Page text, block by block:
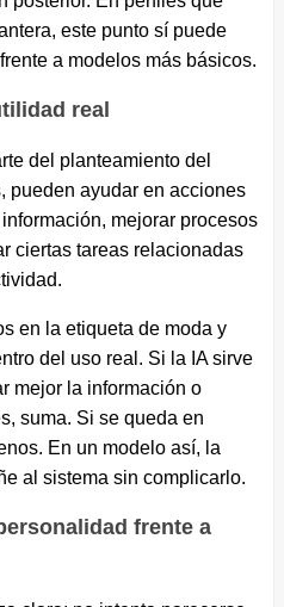
este punto sí puede
a modelos más básicos.
real
del planteamiento del
pueden ayudar en acciones
mejorar procesos
ciertas tareas relacionadas
en la etiqueta de moda y
del uso real. Si la IA sirve
mejor la información o
suma. Si se queda en
En un modelo así, la
al sistema sin complicarlo.
frente a